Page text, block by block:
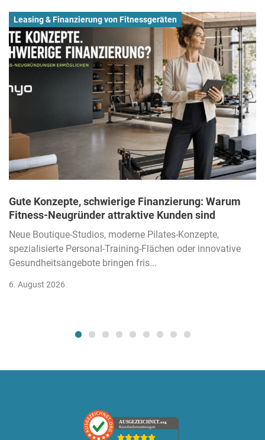
Leasing & Finanzierung von Fitnessgeräten
Gute Konzepte, schwierige Finanzierung: Warum
Fitness-Neugründer attraktive Kunden sind
Neue Boutique-Studios, moderne Pilates-Konzepte,
spezialisierte Personal-Training-Flächen oder innovative
Gesundheitsangebote bringen fris...
6. August 2026
AUSGEZEICHNET.org
Kundenbewertungen